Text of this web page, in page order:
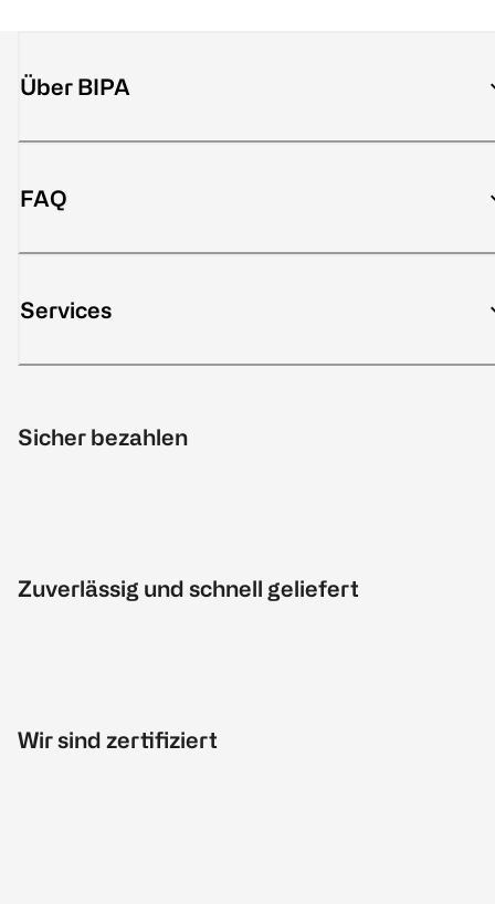
Über BIPA
FAQ
Services
Sicher bezahlen
Zuverlässig und schnell geliefert
Wir sind zertifiziert